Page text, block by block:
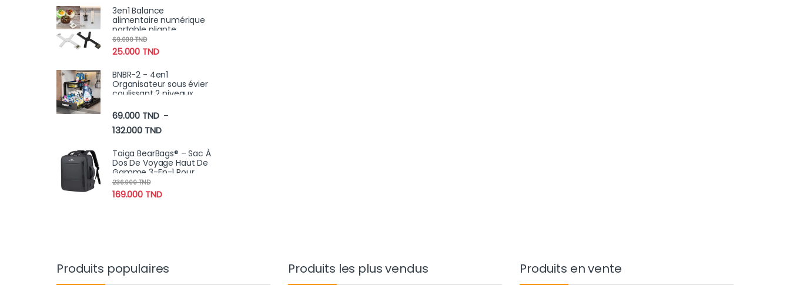
batterie 8h
3en1 Balance
alimentaire numérique
portable pliante
compacte, très précise
avec écran LCD 5Kg
25.000 TND
69.000TND
BNBR-2 - 4en1
Organisateur sous évier
coulissant 2 niveaux
salle de bain (2 pcs)
69.000 TND –
132.000 TNDPlage de prix : 69.000 TND à 132.000 TND
Taiga BearBags® – Sac À
Dos De Voyage Haut De
Gamme 3-En-1 Pour
Ordinateur Portable Pour
Hommes Et Femmes
169.000 TND
236.000TND
Produits populaires Produits les plus vendus Produits en vente